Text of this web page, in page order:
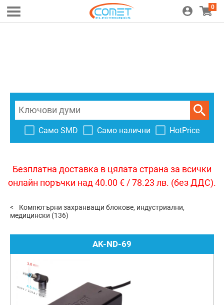
0
Само SMD Само налични HotPrice
Безплатна доставка в цялата страна за всички
онлайн поръчки над 40.00 € / 78.23 лв. (без ДДС).
Компютърни захранващи блокове, индустриални,
медицински (136)
AK-ND-69